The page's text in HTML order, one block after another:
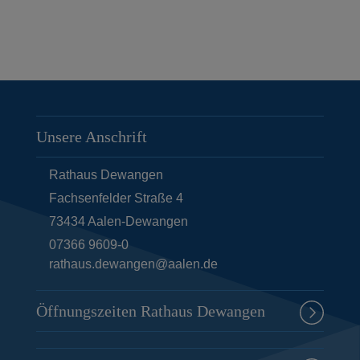
Unsere Anschrift
Rathaus Dewangen
Fachsenfelder Straße 4
73434Aalen-Dewangen
07366 9609-0
rathaus.dewangen@aalen.de
Öffnungszeiten Rathaus Dewangen